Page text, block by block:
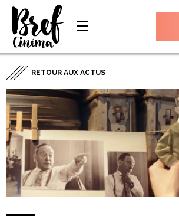
RETOUR AUX ACTUS